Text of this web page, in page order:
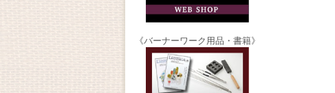
《バーナーワーク用品・書籍》